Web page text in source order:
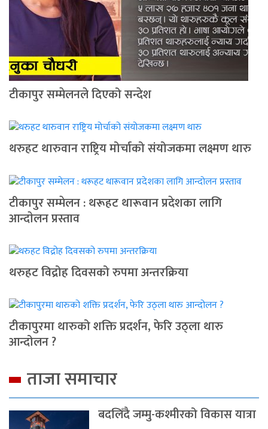
टीकापुर सम्मेलनले दिएको सन्देश
थरुहट थारुवान राष्ट्रिय मोर्चाको संयोजकमा लक्ष्मण थारु
टीकापुर सम्मेलन : थरूहट थारूवान प्रदेशका लागि
आन्दाेलन प्रस्ताव
थरुहट विद्रोह दिवसको रुपमा अन्तरक्रिया
टीकापुरमा थारुको शक्ति प्रदर्शन, फेरि उठ्ला थारु
आन्दोलन ?
ताजा समाचार
बदलिँदै जम्मु-कश्मीरको विकास यात्रा